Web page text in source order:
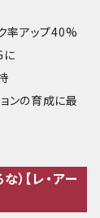
率アップ40%
に
ンの育成に最
）【レ・アー